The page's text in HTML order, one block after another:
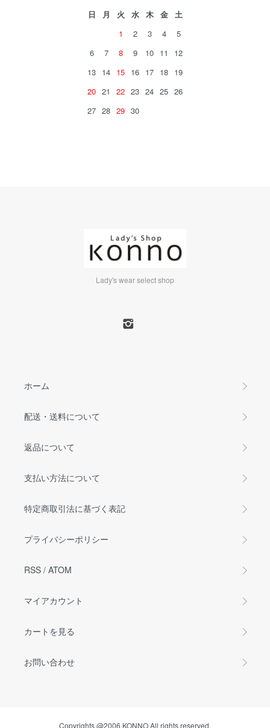
日 月 火 水 木 金
土
1
2 3 4
5
6
7 8 9 10 11
12
13 14 15 16 17 18 19
20 21 22 23 24 25 26
27 28 29 30
Lady's wear select shop
ホーム
配送・送料について
返品について
支払い方法について
特定商取引法に基づく表記
プライバシーポリシー
RSS / ATOM
マイアカウント
カートを見る
お問い合わせ
Copyrights @2006 KONNO All rights reserved.